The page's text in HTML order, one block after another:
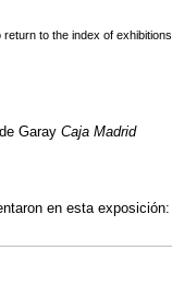
to the index of exhibitions
Garay Caja Madrid
en esta exposición: